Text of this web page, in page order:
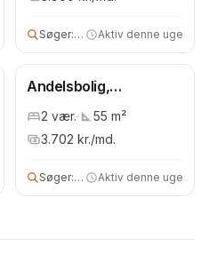
Søger:andelsbolig
Aktiv denne uge
Andelsbolig,
Frederiksberg
2 vær.· 55 m²
3.702 kr./md.
Søger:3 vær andels- eller
Aktiv denne uge